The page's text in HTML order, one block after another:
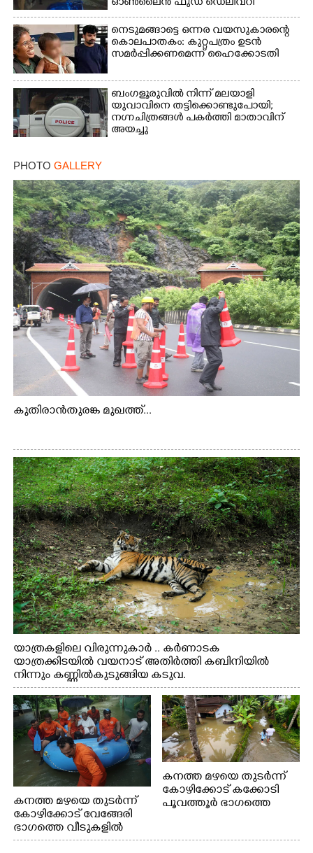
ഓൺലൈൻ ഫുഡ് ഡെലിവറി
നെടുമങ്ങാട്ടെ ഒന്നര വയസുകാരന്റെ
കൊലപാതകം: കുറ്റപത്രം ഉടൻ
സമർപ്പിക്കണമെന്ന് ഹൈക്കോടതി
ബംഗളൂരുവിൽ നിന്ന് മലയാളി
യുവാവിനെ തട്ടിക്കൊണ്ടുപോയി;
നഗ്നചിത്രങ്ങൾ പകർത്തി മാതാവിന്
അയച്ചു
PHOTO GALLERY
കുതിരാൻതുരങ്ക മുഖത്ത്...
യാത്രകളിലെ വിരുന്നുകാർ .. കർണാടക
യാത്രക്കിടയിൽ വയനാട് അതിർത്തി കബിനിയിൽ
നിന്നും കണ്ണിൽകുടുങ്ങിയ കടുവ.
കനത്ത മഴയെ തുടർന്ന്
കോഴിക്കോട് വേങ്ങേരി
ഭാഗത്തെ വീടുകളിൽ
വെള്ളം
കനത്ത മഴയെ തുടർന്ന്
കോഴിക്കോട് കക്കോടി
പൂവത്തൂർ ഭാഗത്തെ